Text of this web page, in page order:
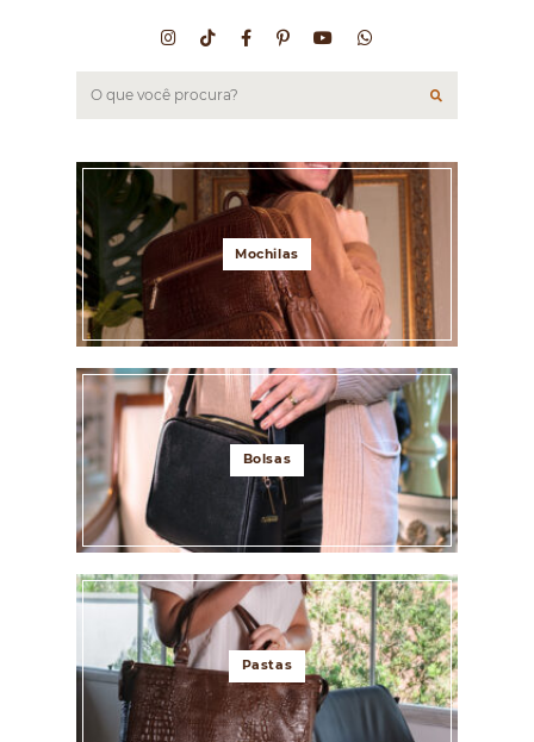
Mochilas
Bolsas
Pastas